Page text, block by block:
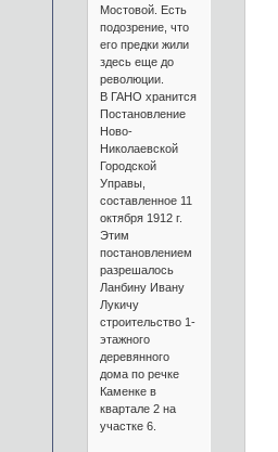
Мостовой. Есть
подозрение, что
его предки жили
здесь еще до
революции.
В ГАНО хранится
Постановление
Ново-
Николаевской
Городской
Управы,
составленное 11
октября 1912 г.
Этим
постановлением
разрешалось
Ланбину Ивану
Лукичу
строительство 1-
этажного
деревянного
дома по речке
Каменке в
квартале 2 на
участке 6.